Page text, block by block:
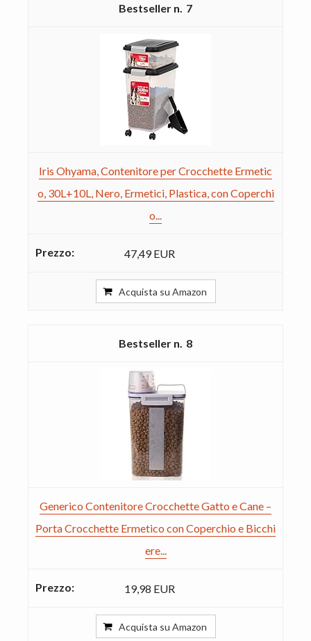
7
Iris Ohyama, Contenitore per Crocchette Ermetic
o, 30L+10L, Nero, Ermetici, Plastica, con Coperchi
o...
47,49 EUR
Acquista su Amazon
8
Generico Contenitore Crocchette Gatto e Cane –
Porta Crocchette Ermetico con Coperchio e Bicchi
ere...
19,98 EUR
Acquista su Amazon